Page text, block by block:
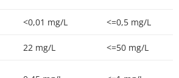
<0,01 mg/L <=0,5 mg/L
22 mg/L <=50 mg/L